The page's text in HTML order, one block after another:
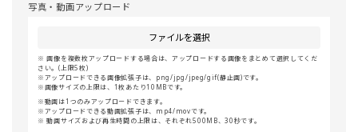
写真・動画アップロード
ファイルを選択
画像を複数枚アップロードする場合は、アップロードする画像をまとめて選択してくだ
さい。(上限5枚)
アップロードできる画像拡張子は、png/jpg/jpeg/gif(静止画)です。
画像サイズの上限は、1枚あたり10MBです。
動画は1つのみアップロードできます。
アップロードできる動画拡張子は、mp4/movです。
動画サイズおよび再生時間の上限は、それぞれ500MB、30秒です。